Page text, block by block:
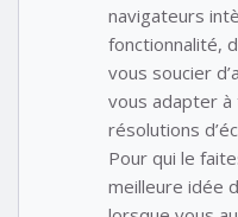
navigateurs
fonctionnalité,
vous soucier
vous adapter
résolutions
Pour qui le
meilleure idée